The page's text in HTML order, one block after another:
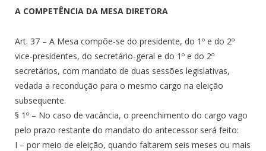
A COMPETÊNCIA DA MESA DIRETORA
Art. 37 – A Mesa compõe-se do presidente, do 1º e do 2º
vice-presidentes, do secretário-geral e do 1º e do 2º
secretários, com mandato de duas sessões legislativas,
vedada a recondução para o mesmo cargo na eleição
subsequente.
§ 1º – No caso de vacância, o preenchimento do cargo vago
pelo prazo restante do mandato do antecessor será feito:
I – por meio de eleição, quando faltarem seis meses ou mais